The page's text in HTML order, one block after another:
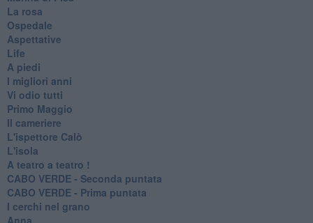
La rosa
Ospedale
Aspettative
Life
A piedi
I migliori anni
Vi odio tutti
Primo Maggio
Il cameriere
L'ispettore Calò
L'isola
A teatro a teatro !
CABO VERDE - Seconda puntata
CABO VERDE - Prima puntata
I cerchi nel grano
Anna